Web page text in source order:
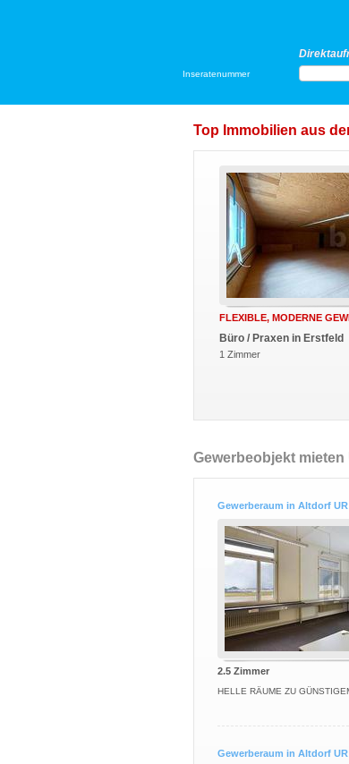
Inseratenummer
Top Immobilien aus
FLEXIBLE, MODERNE
Büro / Praxen in Erstfeld
1 Zimmer
Gewerbeobjekt mieten
Gewerberaum in Altdorf UR
2.5 Zimmer
HELLE RÄUME ZU
Gewerberaum in Altdorf UR